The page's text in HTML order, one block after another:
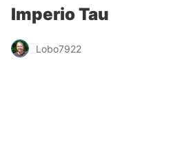
Imperio Tau
Lobo7922